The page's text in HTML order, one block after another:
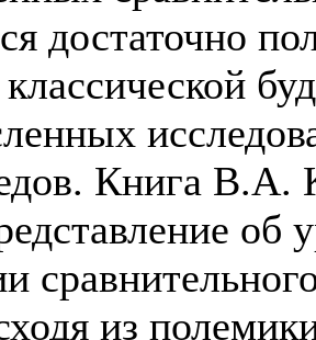
достаточно
Книга В.А.
об
из